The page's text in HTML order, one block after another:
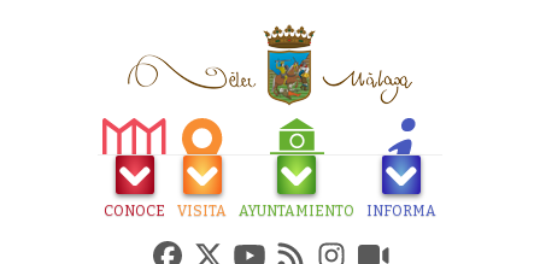
CONOCE VISITA AYUNTAMIENTO INFORMA